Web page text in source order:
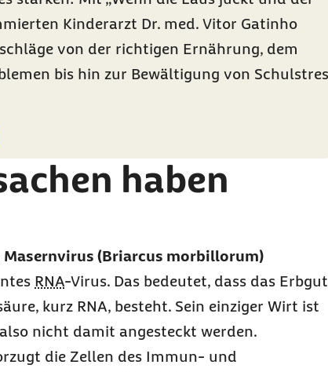
Kinderarzt Dr. med. Vitor Gatinho
von der richtigen Ernährung, dem
bis hin zur Bewältigung von
haben
Masernvirus (Briarcus morbillorum)
RNA-Virus. Das bedeutet, dass das Erbgut
kurz RNA, besteht. Sein einziger Wirt ist
nicht damit angesteckt werden.
die Zellen des Immun- und